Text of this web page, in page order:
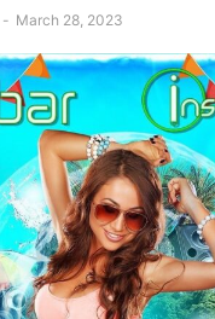
- March 28, 2023